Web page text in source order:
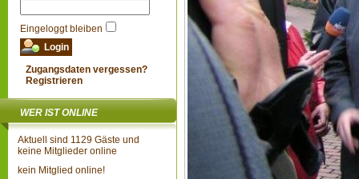
Eingeloggt bleiben
Zugangsdaten vergessen?
Registrieren
WER IST ONLINE
Aktuell sind 1129 Gäste und
keine Mitglieder online
kein Mitglied online!